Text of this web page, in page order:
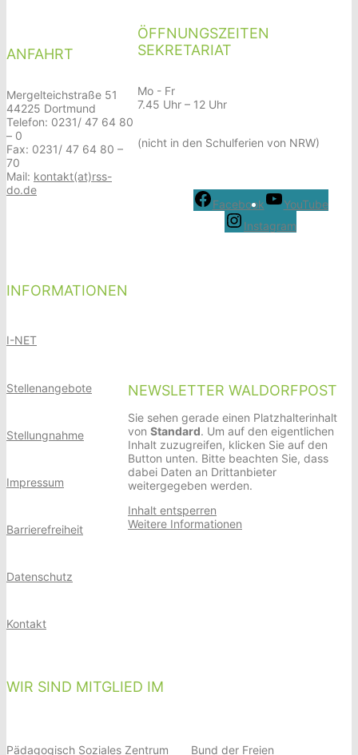
ANFAHRT
Mergelteichstraße 51
44225 Dortmund
Telefon: 0231/ 47 64 80
– 0
Fax: 0231/ 47 64 80 –
70
Mail: kontakt(at)rss-
do.de
ÖFFNUNGSZEITEN
SEKRETARIAT
Mo - Fr
7.45 Uhr – 12 Uhr
(nicht in den Schulferien von NRW)
Facebook
YouTube
Instagram
INFORMATIONEN
I-NET
Stellenangebote
Stellungnahme
Impressum
Barrierefreiheit
Datenschutz
Kontakt
NEWSLETTER WALDORFPOST
Sie sehen gerade einen Platzhalterinhalt
von Standard. Um auf den eigentlichen
Inhalt zuzugreifen, klicken Sie auf den
Button unten. Bitte beachten Sie, dass
dabei Daten an Drittanbieter
weitergegeben werden.
Inhalt entsperren
Weitere Informationen
WIR SIND MITGLIED IM
Pädagogisch Soziales Zentrum Bund der Freien